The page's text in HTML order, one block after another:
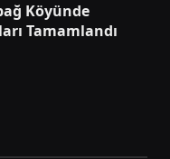
Köyünde
Tamamlandı